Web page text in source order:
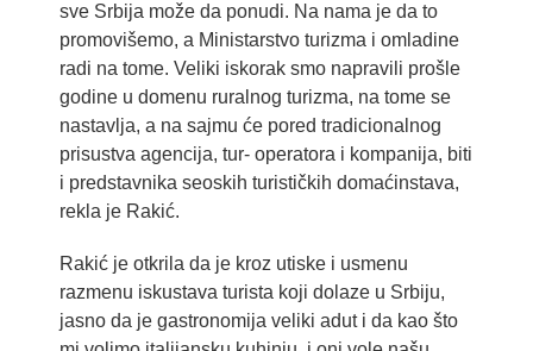
sve Srbija može da ponudi. Na nama je da to
promovišemo, a Ministarstvo turizma i omladine
radi na tome. Veliki iskorak smo napravili prošle
godine u domenu ruralnog turizma, na tome se
nastavlja, a na sajmu će pored tradicionalnog
prisustva agencija, tur- operatora i kompanija, biti
i predstavnika seoskih turističkih domaćinstava,
rekla je Rakić.
Rakić je otkrila da je kroz utiske i usmenu
razmenu iskustava turista koji dolaze u Srbiju,
jasno da je gastronomija veliki adut i da kao što